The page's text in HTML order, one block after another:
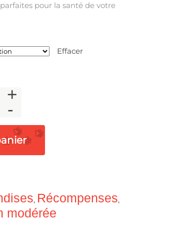
pour la santé de votre
Effacer
-
+
, Récompenses,
modérée